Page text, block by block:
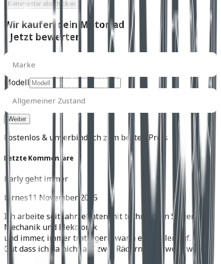
Kommentar abschicken
Wir kaufen dein Motorrad
- Jetzt bewerten
Marke
Marke
Modell
Allgemeiner
Zustand
Allgemeiner Zustand
kostenlos & unverbindlich zum besten Preis
Letzte Kommentare
harly geht immer
birnes11 November 2025
Ich arbeite seit Jahrzehnten mit technischen Systemen,
Mechanik und Elektronik
und immer, immer trat irgend wann ein Fehler auf.
Gut dass ich da nicht auf zwei Rädern unterwegs war.